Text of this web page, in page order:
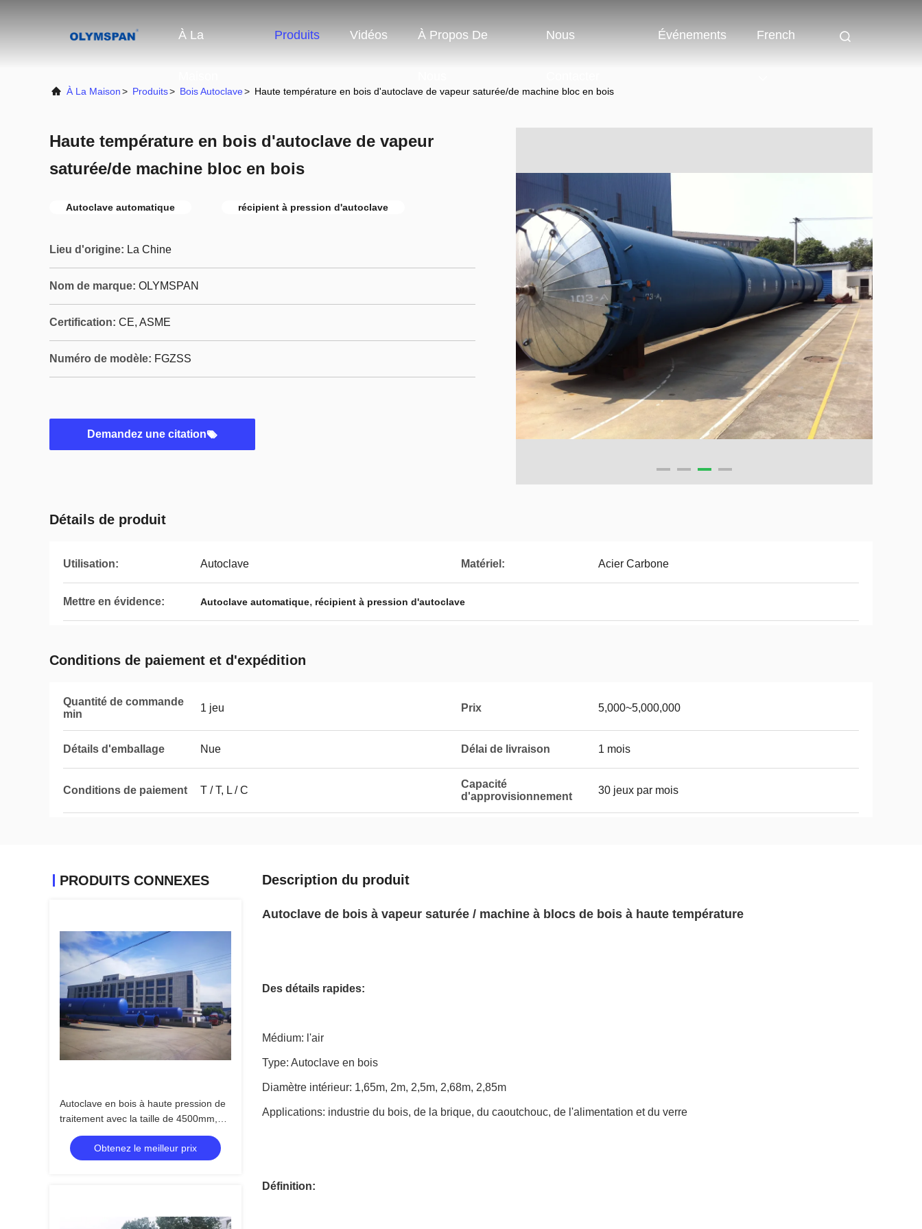
À La Produits Vidéos À Propos De Nous Événements French
À La Maison> Produits> Bois Autoclave> Haute température en bois d'autoclave de vapeur saturée/de machine bloc en bois
Haute température en bois d'autoclave de vapeur
saturée/de machine bloc en bois
Autoclave automatique récipient à pression d'autoclave
Lieu d'origine: La Chine
Nom de marque: OLYMSPAN
Certification: CE, ASME
Numéro de modèle: FGZSS
Demandez une citation
Détails de produit
Utilisation: Autoclave Matériel: Acier Carbone
Mettre en évidence: Autoclave automatique, récipient à pression d'autoclave
Conditions de paiement et d'expédition
Quantité de commande
min
1 jeu Prix 5,000~5,000,000
Détails d'emballage Nue Délai de livraison 1 mois
Conditions de paiement T / T, L / C
Capacité
d'approvisionnement
30 jeux par mois
PRODUITS CONNEXES
Autoclave en bois à haute pression de
traitement avec la taille de 4500mm,
appropriée au fluide de CCA
Obtenez le meilleur prix
Description du produit
Autoclave de bois à vapeur saturée / machine à blocs de bois à haute température
Des détails rapides:
Médium: l'air
Type: Autoclave en bois
Diamètre intérieur: 1,65m, 2m, 2,5m, 2,68m, 2,85m
Applications: industrie du bois, de la brique, du caoutchouc, de l'alimentation et du verre
Définition: